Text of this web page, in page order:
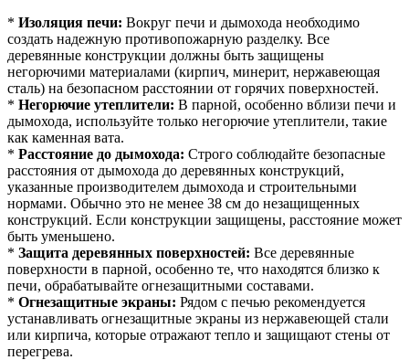
* Изоляция печи: Вокруг печи и дымохода необходимо
создать надежную противопожарную разделку. Все
деревянные конструкции должны быть защищены
негорючими материалами (кирпич, минерит, нержавеющая
сталь) на безопасном расстоянии от горячих поверхностей.
* Негорючие утеплители: В парной, особенно вблизи печи и
дымохода, используйте только негорючие утеплители, такие
как каменная вата.
* Расстояние до дымохода: Строго соблюдайте безопасные
расстояния от дымохода до деревянных конструкций,
указанные производителем дымохода и строительными
нормами. Обычно это не менее 38 см до незащищенных
конструкций. Если конструкции защищены, расстояние может
быть уменьшено.
* Защита деревянных поверхностей: Все деревянные
поверхности в парной, особенно те, что находятся близко к
печи, обрабатывайте огнезащитными составами.
* Огнезащитные экраны: Рядом с печью рекомендуется
устанавливать огнезащитные экраны из нержавеющей стали
или кирпича, которые отражают тепло и защищают стены от
перегрева.